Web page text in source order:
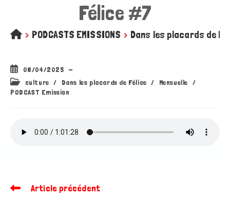
Félice #7
> PODCASTS EMISSIONS > Dans les placards de
Publication
publiée :
08/04/2025
Post
category:
culture / Dans les placards de Félice / Mensuelle
/
PODCAST Emission
Read
Article précédent